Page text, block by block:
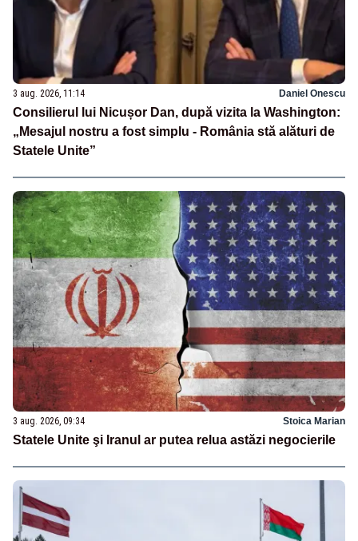
3 aug. 2026, 11:14 Daniel Onescu
Consilierul lui Nicușor Dan, după vizita la Washington:
„Mesajul nostru a fost simplu - România stă alături de
Statele Unite”
3 aug. 2026, 09:34 Stoica Marian
Statele Unite şi Iranul ar putea relua astăzi negocierile